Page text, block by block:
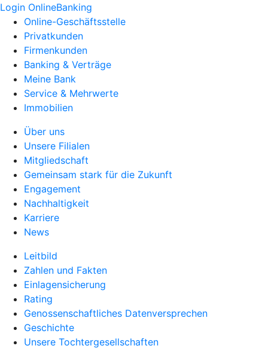
Login OnlineBanking
Online-Geschäftsstelle
Privatkunden
Firmenkunden
Banking & Verträge
Meine Bank
Service & Mehrwerte
Immobilien
Über uns
Unsere Filialen
Mitgliedschaft
Gemeinsam stark für die Zukunft
Engagement
Nachhaltigkeit
Karriere
News
Leitbild
Zahlen und Fakten
Einlagensicherung
Rating
Genossenschaftliches Datenversprechen
Geschichte
Unsere Tochtergesellschaften